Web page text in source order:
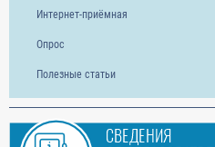
Интернет-приёмная
Опрос
Полезные статьи